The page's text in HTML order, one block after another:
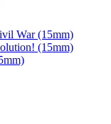
War (15mm)
(15mm)